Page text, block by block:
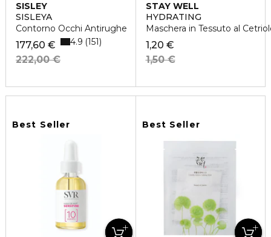
SISLEY
SISLEYA
Contorno Occhi Antirughe
177,60 €
222,00 €
4.9 151
STAY WELL
HYDRATING
Maschera in Tessuto al
1,20 €
1,50 €
Best Seller Best Seller